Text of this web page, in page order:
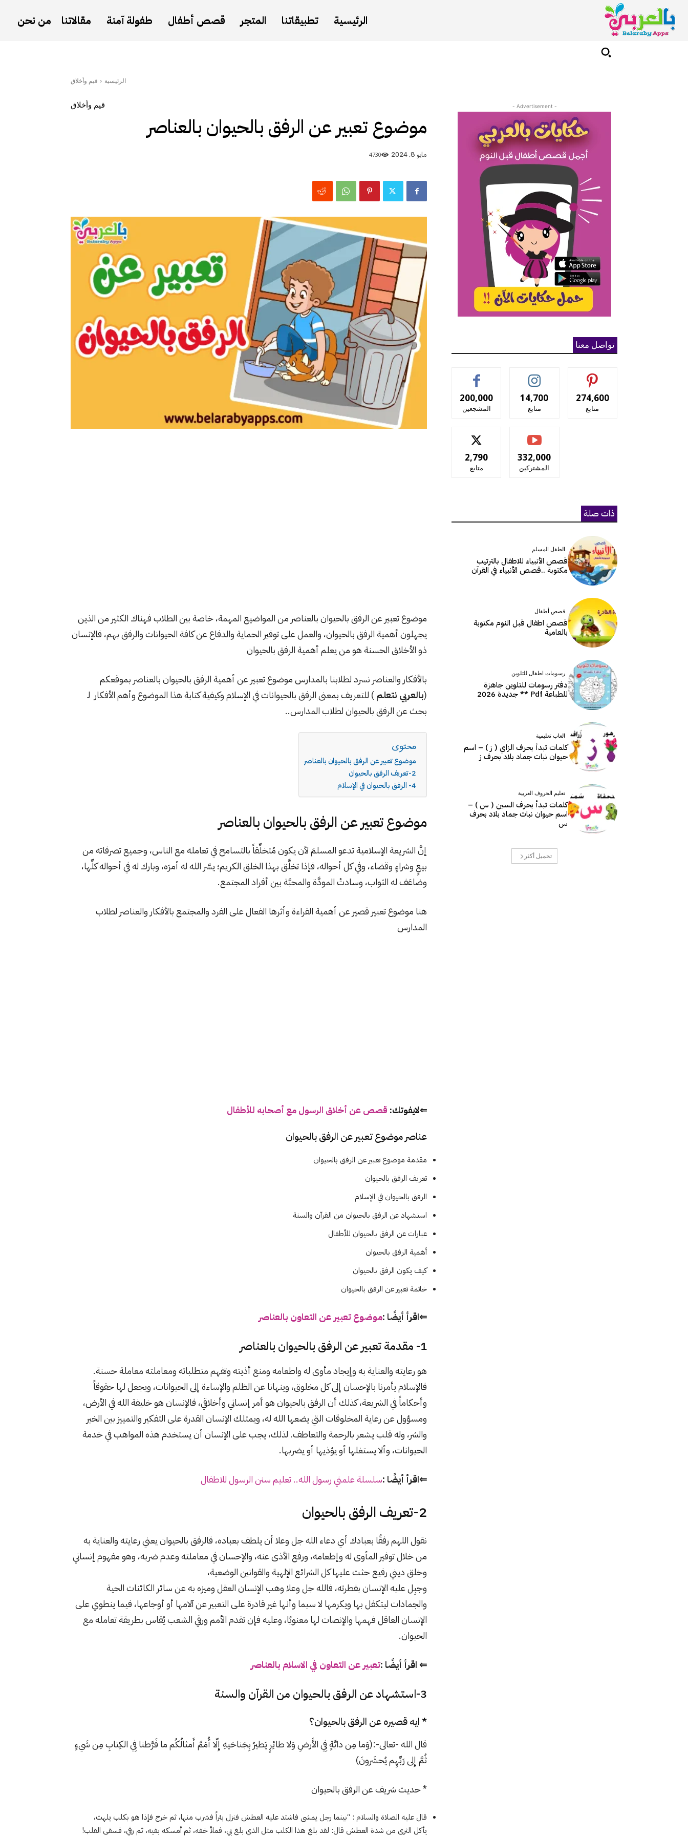
الرئيسية تطبيقاتنا المتجر قصص أطفال طفولة آمنة مقالاتنا من نحن
الرئيسية قيم وأخلاق
قيم وأخلاق
موضوع تعبير عن الرفق بالحيوان بالعناصر
مايو 8, 2024 4730
موضوع تعبير عن الرفق بالحيوان بالعناصر من المواضيع المهمة، خاصة بين الطلاب فهناك الكثير من الذين
يجهلون أهمية الرفق بالحيوان، والعمل على توفير الحماية والدفاع عن كافة الحيوانات والرفق بهم، فالإنسان
ذو الأخلاق الحسنة هو من يعلم أهمية الرفق بالحيوان
بالأفكار والعناصر نسرد لطلابنا بالمدارس موضوع تعبير عن أهمية الرفق بالحيوان بالعناصر بموقعكم
(بالعربي نتعلم) للتعريف بمعنى الرفق بالحيوانات في الإسلام وكيفية كتابة هذا الموضوع وأهم الأفكار لـ
بحث عن الرفق بالحيوان لطلاب المدارس..
محتوى
موضوع تعبير عن الرفق بالحيوان بالعناصر
2-تعريف الرفق بالحيوان
4- الرفق بالحيوان في الإسلام
موضوع تعبير عن الرفق بالحيوان بالعناصر
إنَّ الشريعة الإسلامية تدعو المسلمَ لأن يكون مُتخلِّقاً بالتسامح في تعامله مع الناس، وجميع تصرفاته من
بيعٍ وشراءٍ وقضاء، وفي كل أحواله، فإذا تخلَّق بهذا الخلق الكريم؛ يسَّر الله له أمرَه، وبارك له في أحواله كلِّها،
وضاعَف له الثواب، وسادتْ المودَّة والمحبَّة بين أفراد المجتمع.
هنا موضوع تعبير قصير عن أهمية القراءة وأثرها الفعال على الفرد والمجتمع بالأفكار والعناصر لطلاب
المدارس
⇐لايفوتك: قصص عن أخلاق الرسول مع أصحابه للأطفال
عناصر موضوع تعبير عن الرفق بالحيوان
مقدمة موضوع تعبير عن الرفق بالحيوان
تعريف الرفق بالحيوان
الرفق بالحيوان في الإسلام
استشهاد عن الرفق بالحيوان من القرآن والسنة
عبارات عن الرفق بالحيوان للأطفال
أهمية الرفق بالحيوان
كيف يكون الرفق بالحيوان
خاتمة تعبير عن الرفق بالحيوان
⇐اقرأ أيضًا :موضوع تعبير عن التعاون بالعناصر
1- مقدمة تعبير عن الرفق بالحيوان بالعناصر
هو رعايته والعناية به وإيجاد مأوى له واطعامه ومنع أذيته وتفهم متطلباته ومعاملته معاملة حسنة.
فالإسلام يأمرنا بالإحسان إلى كل مخلوق، وينهانا عن الظلم والإساءة إلى الحيوانات، ويجعل لها حقوقاً
وأحكاماً في الشريعة، كذلك أن الرفق بالحيوان هو أمر إنساني وأخلاقي، فالإنسان هو خليفة الله في الأرض،
ومسؤول عن رعاية المخلوقات التي يضعها الله له، ويمتلك الإنسان القدرة على التفكير والتمييز بين الخير
والشر، وله قلب يشعر بالرحمة والتعاطف. لذلك، يجب على الإنسان أن يستخدم هذه المواهب في خدمة
الحيوانات، وألا يستغلها أو يؤذيها أو يضربها.
⇐اقرأ أيضًا :سلسلة علمني رسول الله.. تعليم سنن الرسول للاطفال
2-تعريف الرفق بالحيوان
نقول اللهم رفقًا بعبادك أي دعاء الله جل وعلا أن يلطف بعباده، فالرفق بالحيوان يعني رعايته والعناية به
من خلال توفير المأوى له وإطعامه، ورفع الأذى عنه، والإحسان في معاملته وعدم ضربه، وهو مفهوم إنساني
وخلق ديني رفيع حثت عليها كل الشرائع الإلهية والقوانين الوضعية،
وجبِل عليه الإنسان بفطرته، فالله جل وعلا وهب الإنسان العقل وميزه به عن سائر الكائنات الحية
والجمادات ليتكفل بها ويكرمها لا سيما وأنها غير قادرة على التعبير عن آلامها أو أوجاعها، فيما ينطوي على
الإنسان العاقل فهمها والإنصات لها معنويًا، وعليه فإن تقدم الأمم ورقي الشعب يُقاس بطريقة تعامله مع
الحيوان.
⇐ اقرأ أيضًا :تعبير عن التعاون في الاسلام بالعناصر
3-استشهاد عن الرفق بالحيوان من القرآن والسنة
* ايه قصيره عن الرفق بالحيوان؟
قال الله -تعالى-:(وَما مِن دابَّةٍ فِي الأَرضِ وَلا طائِرٍ يَطيرُ بِجَناحَيهِ إِلّا أُمَمٌ أَمثالُكُم ما فَرَّطنا فِي الكِتابِ مِن شَيءٍ
ثُمَّ إِلى رَبِّهِم يُحشَرونَ)
* حديث شريف عن الرفق بالحيوان
قال عليه الصلاة والسلام : “بينما رجل يمشى فاشتد عليه العطش فنزل بئراً فشرب منها، ثم خرج فإذا هو بكلب يلهث،
يأكل الثرى من شدة العطش قال: لقد بلغ هذا الكلب مثل الذي بلغ بي، فملأ خفه، ثم أمسكه بفيه، ثم رقي، فسقى القلب!
- Advertisement -
تواصل معنا
200,000
المشجعين
14,700
متابع
274,600
متابع
2,790
متابع
332,000
المشتركين
ذات صلة
الطفل المسلم
قصص الأنبياء للاطفال بالترتيب
مكتوبة ..قصص الأنبياء في القرآن
قصص أطفال
قصص اطفال قبل النوم مكتوبة
بالعامية
رسومات اطفال للتلوين
دفتر رسومات للتلوين جاهزة
للطباعة Pdf ** جديدة 2026
العاب تعليمية
كلمات تبدأ بحرف الزاي ( ز ) – اسم
حيوان نبات جماد بلاد بحرف ز
تعليم الحروف العربية
كلمات تبدأ بحرف السين ( س ) –
اسم حيوان نبات جماد بلاد بحرف
س
تحميل أكثر